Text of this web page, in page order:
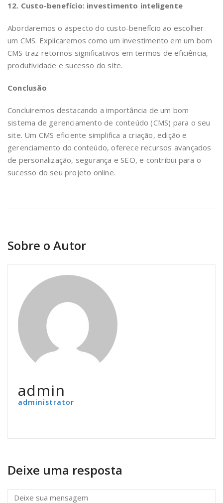
12. Custo-benefício: investimento inteligente
Abordaremos o aspecto do custo-benefício ao escolher
um CMS. Explicaremos como um investimento em um bom
CMS traz retornos significativos em termos de eficiência,
produtividade e sucesso do site.
Conclusão
Concluiremos destacando a importância de um bom
sistema de gerenciamento de conteúdo (CMS) para o seu
site. Um CMS eficiente simplifica a criação, edição e
gerenciamento do conteúdo, oferece recursos avançados
de personalização, segurança e SEO, e contribui para o
sucesso do seu projeto online.
Sobre o Autor
admin
administrator
Deixe uma resposta